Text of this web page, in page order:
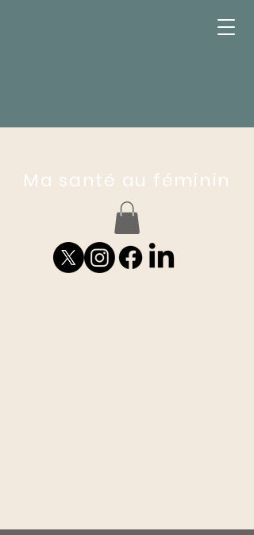
Ma santé au féminin